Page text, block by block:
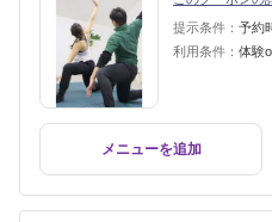
提示条件： 予約
利用条件： 体験
メニューを追加